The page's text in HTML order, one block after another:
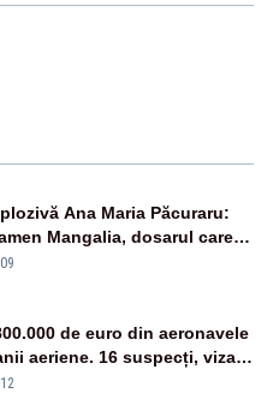
Ana Maria Păcuraru:
Mangalia, dosarul care
României
de euro din aeronavele
aeriene. 16 suspecți, vizați